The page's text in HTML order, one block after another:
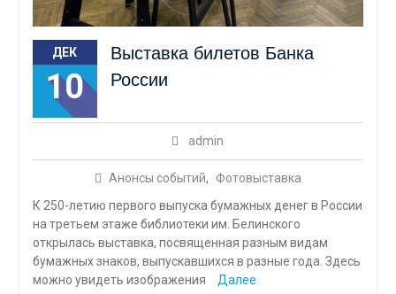
ДЕК
10
Выставка билетов Банка
России
admin
Анонсы событий,
Фотовыставка
К 250-летию первого выпуска бумажных денег в России
на третьем этаже библиотеки им. Белинского
открылась выставка, посвященная разным видам
бумажных знаков, выпускавшихся в разные года. Здесь
можно увидеть изображения
Далее